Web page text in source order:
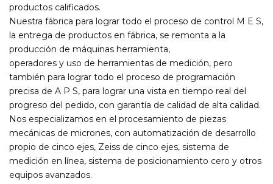
productos calificados.
Nuestra fábrica para lograr todo el proceso de control M E S,
la entrega de productos en fábrica, se remonta a la
producción de máquinas herramienta,
operadores y uso de herramientas de medición, pero
también para lograr todo el proceso de programación
precisa de A P S, para lograr una vista en tiempo real del
progreso del pedido, con garantía de calidad de alta calidad.
Nos especializamos en el procesamiento de piezas
mecánicas de micrones, con automatización de desarrollo
propio de cinco ejes, Zeiss de cinco ejes, sistema de
medición en línea, sistema de posicionamiento cero y otros
equipos avanzados.